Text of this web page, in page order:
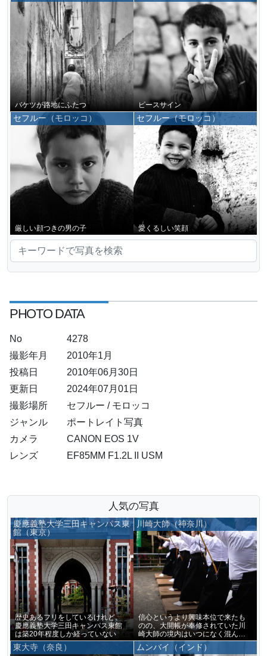
バケツが路地にふたつ ピースサイン
セフルー（モロッコ）
厳しい顔つきの男の子
セフルー（モロッコ）
愛くるしい笑顔
PHOTO DATA
No
4278
撮影年月
2010年1月
投稿日
2010年06月30日
更新日
2024年07月01日
撮影場所
セフルー / モロッコ
ジャンル
ポートレイト写真
カメラ
CANON EOS 1V
レンズ
EF85MM F1.2L II USM
人気の写真
慶應義塾大学三田キャンパス東
館（東京）
歴史あるフリをしているけれど、
慶應義塾大学三田キャンパス東館
は築20年程度しか経っていない
川崎大師（神奈川）
信心というより興味本位で来たも
のの、大開帳が奉修されていた川
崎大師の境内はいつになく混んで
いた
東大寺（奈良） ムンバイ（インド）